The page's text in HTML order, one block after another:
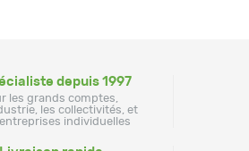
depuis 1997
les grands comptes,
les collectivités, et
entreprises individuelles